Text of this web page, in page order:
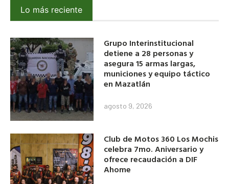
Lo más reciente
Grupo Interinstitucional
detiene a 28 personas y
asegura 15 armas largas,
municiones y equipo táctico
en Mazatlán
agosto 9, 2026
Club de Motos 360 Los Mochis
celebra 7mo. Aniversario y
ofrece recaudación a DIF
Ahome